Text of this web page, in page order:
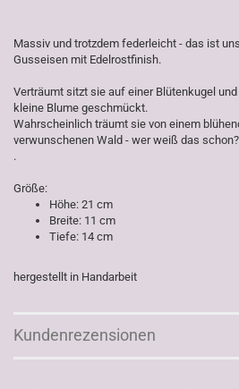
Massiv und trotzdem federleicht - das ist
Gusseisen mit Edelrostfinish.
Verträumt sitzt sie auf einer Blütenkugel
kleine Blume geschmückt.
Wahrscheinlich träumt sie von einem
verwunschenen Wald - wer weiß das schon?
.
Größe:
Höhe: 21 cm
Breite: 11 cm
Tiefe: 14 cm
hergestellt in Handarbeit
Kundenrezensionen